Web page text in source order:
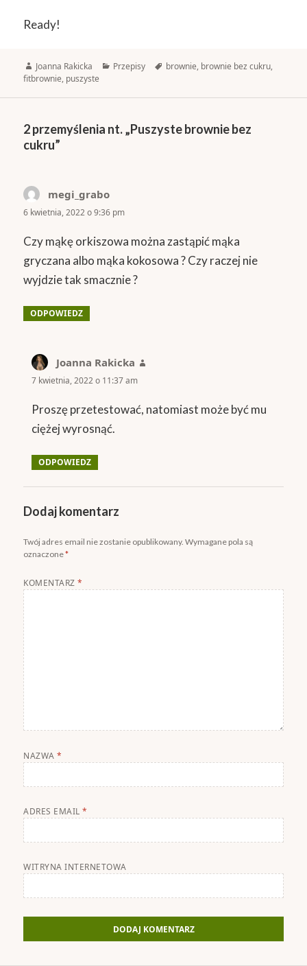
Ready!
Autor
Joanna Rakicka Kategorie
Przepisy Tagi
brownie, brownie bez cukru,
fitbrownie, puszyste
2 przemyślenia nt. „Puszyste brownie bez
cukru”
megi_grabo
6 kwietnia, 2022 o 9:36 pm
Czy mąkę orkiszowa można zastąpić mąka
gryczana albo mąka kokosowa ? Czy raczej nie
wyjdzie tak smacznie ?
ODPOWIEDZ
Joanna Rakicka
7 kwietnia, 2022 o 11:37 am
Proszę przetestować, natomiast może być mu
ciężej wyrosnąć.
ODPOWIEDZ
Dodaj komentarz
Twój adres email nie zostanie opublikowany. Wymagane pola są
oznaczone*
KOMENTARZ*
NAZWA*
ADRES EMAIL*
WITRYNA INTERNETOWA